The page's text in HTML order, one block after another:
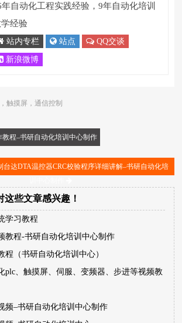
年自动化工程实践经验，9年自动化培训
经验
站内专栏 站点 QQ交谈
新浪微博
，触摸屏 ，通信控制
程–书研自动化培训中心制作
台达DTA温控器CRC校验程序详细讲解–书研自动化培
这些文章感兴趣！
学习教程
教程-书研自动化培训中心制作
程（书研自动化培训中心）
plc、触摸屏、伺服、变频器、步进等视频教
频–书研自动化培训中心制作